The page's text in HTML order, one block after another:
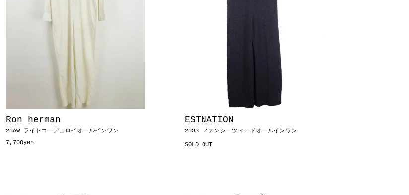
Ron herman
23AW ライトコーデュロイオールインワン
7,700yen
ESTNATION
23SS ファンシーツィードオールインワン
SOLD OUT